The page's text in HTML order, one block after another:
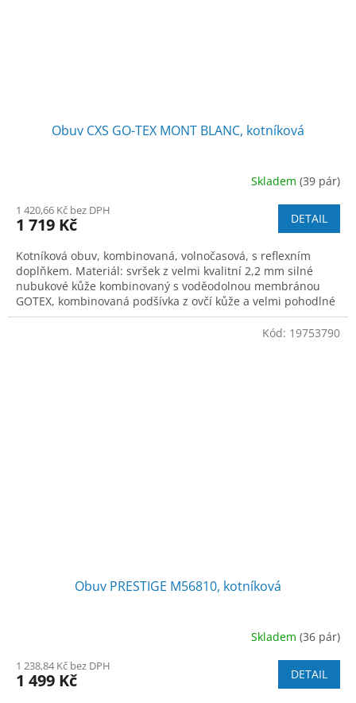
Obuv CXS GO-TEX MONT BLANC, kotníková
Skladem (39 pár)
1 420,66 Kč bez DPH
1 719 Kč DETAIL
Kotníková obuv, kombinovaná, volnočasová, s reflexním
doplňkem. Materiál: svršek z velmi kvalitní 2,2 mm silné
nubukové kůže kombinovaný s voděodolnou membránou
GOTEX, kombinovaná podšívka z ovčí kůže a velmi pohodlné
pěnové hmoty LUNAR, podešev: PU-
Obuv PRESTIGE M56810, kotníková
Skladem (36 pár)
1 238,84 Kč bez DPH
1 499 Kč DETAIL
Kód: 19753790